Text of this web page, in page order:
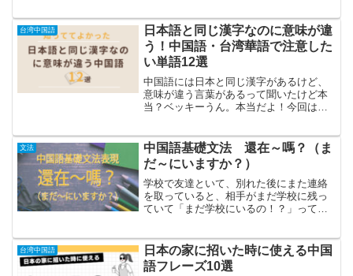
すか？」や「だれが」と「理由」を聞...
台湾中国語
日本語と同じ漢字なのに意味が違
う！中国語・台湾華語で注意した
い単語12選
中国語には日本と同じ漢字があるけど、
意味が違う言葉があるって聞いたけど本
当？ベッキーうん。本当だよ！今回は日
始めると、「この漢字、日本語と同じな
のに意味が違う！」と戸惑...
文法
中国語基礎文法 還在～嗎？（ま
だ～にいますか？）
学校で友達といて、別れた後にまた連絡
を取っていると、相手がまだ学校に残っ
ていて「まだ学校にいるの！？」ってい
いるの？」の表現を紹介します！「まだ
～にいますか？」を中...
台湾中国語
日本の家に招いた時に使える中国
語フレーズ10選